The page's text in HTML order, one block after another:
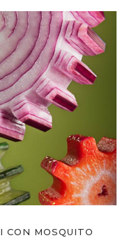
CON MOSQUITO